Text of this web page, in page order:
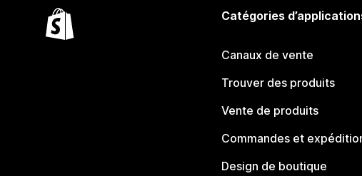
Catégories
Canaux de vente
Trouver des produits
Vente de produits
Commandes et
Design de boutique